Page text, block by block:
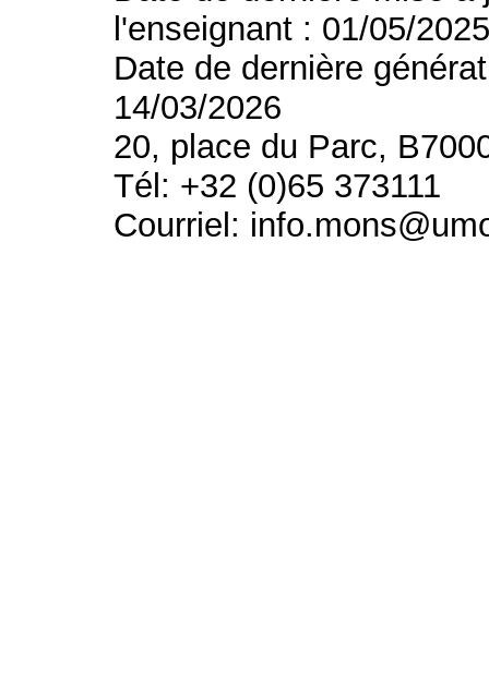
l'enseignant : 01/05/
Date de dernière
14/03/2026
20, place du Parc,
Tél: +32 (0)65 373111
Courriel: